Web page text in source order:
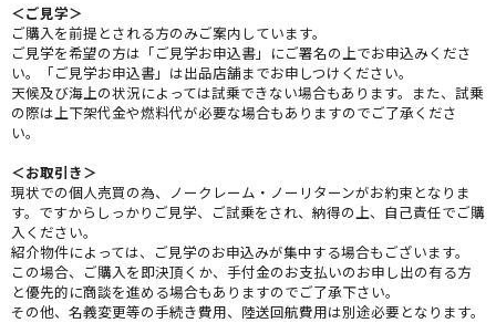
＜ご見学＞
ご購入を前提とされる方のみご案内しています。
ご見学を希望の方は「ご見学お申込書」にご署名の上でお申込みくださ
い。「ご見学お申込書」は出品店舗までお申しつけください。
天候及び海上の状況によっては試乗できない場合もあります。また、試乗
の際は上下架代金や燃料代が必要な場合もありますのでご了承くださ
い。
＜お取引き＞
現状での個人売買の為、ノークレーム・ノーリターンがお約束となりま
す。ですからしっかりご見学、ご試乗をされ、納得の上、自己責任でご購
入ください。
紹介物件によっては、ご見学のお申込みが集中する場合もございます。
この場合、ご購入を即決頂くか、手付金のお支払いのお申し出の有る方
と優先的に商談を進める場合もありますのでご了承下さい。
その他、名義変更等の手続き費用、陸送回航費用は別途必要となります。